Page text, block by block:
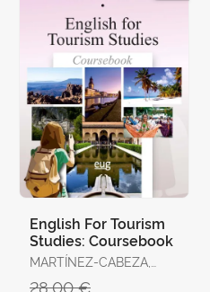
English For Tourism
Studies: Coursebook
MARTÍNEZ-CABEZA,
28,00 €